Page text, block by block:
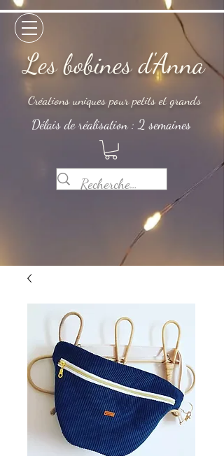
Les bobines d'Anna
Créations uniques pour petits et grands
Délais de réalisation : 2 semaines